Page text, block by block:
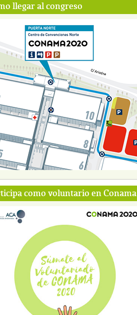
llegar al congreso
como voluntario en Conama